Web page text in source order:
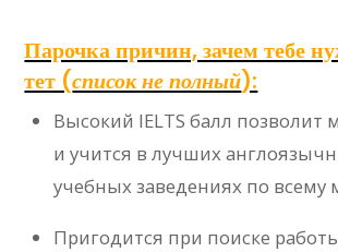
Парочка причин, зачем тебе
тет (список не полный):
Высокий IELTS балл позволит
и учится в лучших
учебных заведениях по всему
Пригодится при поиске